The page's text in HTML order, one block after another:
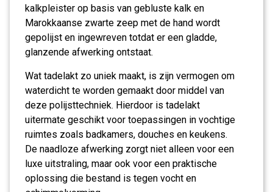
kalkpleister op basis van gebluste kalk en
Marokkaanse zwarte zeep met de hand wordt
gepolijst en ingewreven totdat er een gladde,
glanzende afwerking ontstaat.
Wat tadelakt zo uniek maakt, is zijn vermogen om
waterdicht te worden gemaakt door middel van
deze polijsttechniek. Hierdoor is tadelakt
uitermate geschikt voor toepassingen in vochtige
ruimtes zoals badkamers, douches en keukens.
De naadloze afwerking zorgt niet alleen voor een
luxe uitstraling, maar ook voor een praktische
oplossing die bestand is tegen vocht en